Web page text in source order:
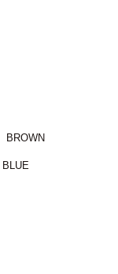
BROWN
BLUE